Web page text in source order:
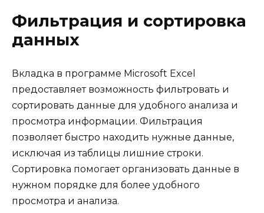
Фильтрация и сортировка
данных
Вкладка в программе Microsoft Excel
предоставляет возможность фильтровать и
сортировать данные для удобного анализа и
просмотра информации. Фильтрация
позволяет быстро находить нужные данные,
исключая из таблицы лишние строки.
Сортировка помогает организовать данные в
нужном порядке для более удобного
просмотра и анализа.